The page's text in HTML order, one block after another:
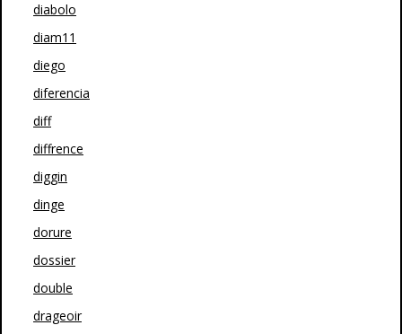
diabolo
diam11
diego
diferencia
diff
diffrence
diggin
dinge
dorure
dossier
double
drageoir